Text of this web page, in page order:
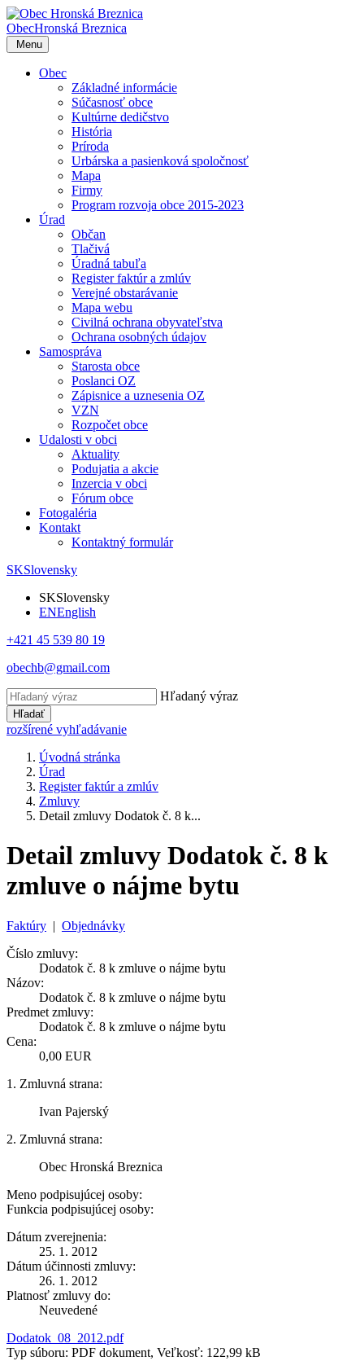
ObecHronská Breznica
Menu
Obec
Základné informácie
Súčasnosť obce
Kultúrne dedičstvo
História
Príroda
Urbárska a pasienková spoločnosť
Mapa
Firmy
Program rozvoja obce 2015-2023
Úrad
Občan
Tlačivá
Úradná tabuľa
Register faktúr a zmlúv
Verejné obstarávanie
Mapa webu
Civilná ochrana obyvateľstva
Ochrana osobných údajov
Samospráva
Starosta obce
Poslanci OZ
Zápisnice a uznesenia OZ
VZN
Rozpočet obce
Udalosti v obci
Aktuality
Podujatia a akcie
Inzercia v obci
Fórum obce
Fotogaléria
Kontakt
Kontaktný formulár
SKSlovensky
SKSlovensky
ENEnglish
+421 45 539 80 19
obechb@gmail.com
Hľadaný výraz
Hľadať
rozšírené vyhľadávanie
Úvodná stránka
Úrad
Register faktúr a zmlúv
Zmluvy
Detail zmluvy Dodatok č. 8 k...
Detail zmluvy Dodatok č. 8 k
zmluve o nájme bytu
Faktúry | Objednávky
Číslo zmluvy:
Dodatok č. 8 k zmluve o nájme bytu
Názov:
Dodatok č. 8 k zmluve o nájme bytu
Predmet zmluvy:
Dodatok č. 8 k zmluve o nájme bytu
Cena:
0,00 EUR
1. Zmluvná strana:
Ivan Pajerský
2. Zmluvná strana:
Obec Hronská Breznica
Meno podpisujúcej osoby:
Funkcia podpisujúcej osoby:
Dátum zverejnenia:
25. 1. 2012
Dátum účinnosti zmluvy:
26. 1. 2012
Platnosť zmluvy do:
Neuvedené
Dodatok_08_2012.pdf
Typ súboru: PDF dokument, Veľkosť: 122,99 kB